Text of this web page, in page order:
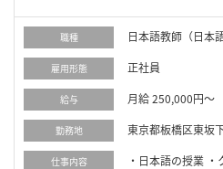
職種 日本語教師（日本
雇用形態 正社員
給与 月給 250,000円～
勤務地 東京都板橋区東坂
仕事内容
・日本語の授業